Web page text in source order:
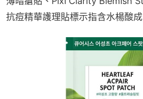
抗痘精華護理貼標示指含水楊酸成